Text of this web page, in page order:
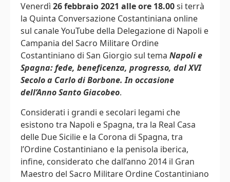
Venerdì 26 febbraio 2021 alle ore 18.00si terrà
la Quinta Conversazione Costantiniana online
sul canale YouTube della Delegazione di Napoli e
Campania del Sacro Militare Ordine
Costantiniano di San Giorgio sul tema Napoli e
Spagna: fede, beneficenza, progresso, dal XVI
Secolo a Carlo di Borbone. In occasione
dell’Anno Santo Giacobeo.
Considerati i grandi e secolari legami che
esistono tra Napoli e Spagna, tra la Real Casa
delle Due Sicilie e la Corona di Spagna, tra
l’Ordine Costantiniano e la penisola iberica,
infine, considerato che dall’anno 2014 il Gran
Maestro del Sacro Militare Ordine Costantiniano